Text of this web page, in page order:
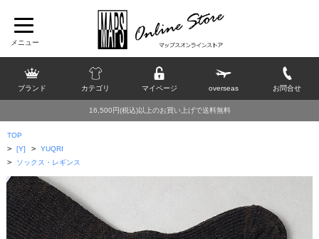
ブランド カテゴリ マイページ overseas お問合せ
16,500円(税込)以上のお買い上げで送料無料
TOP
> [Y] > YUQRI
> ソックス・レギンス